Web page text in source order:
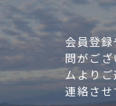
会員登
問がご
ムより
連絡さ